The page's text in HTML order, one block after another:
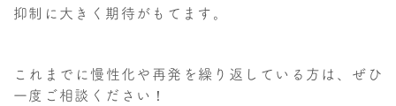
抑制に大きく期待がもてます。
これまでに慢性化や再発を繰り返している方は、ぜひ
一度ご相談ください！